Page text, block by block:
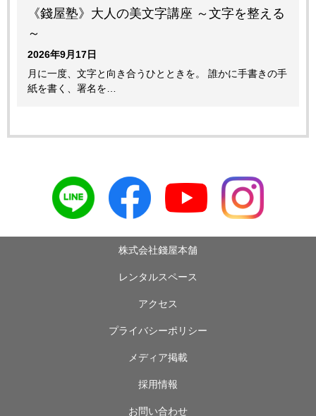
《錢屋塾》大人の美文字講座 ～文字を整える
～
2026年9月17日
月に一度、文字と向き合うひとときを。 誰かに手書きの手
紙を書く、署名を…
株式会社錢屋本舗
レンタルスペース
アクセス
プライバシーポリシー
メディア掲載
採用情報
お問い合わせ